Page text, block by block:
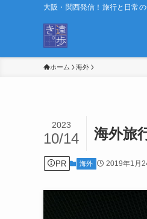
大阪・関西発信！旅行と日常の
ホーム 海外
海外旅
2023
10/14
PR 海外 2019年1月